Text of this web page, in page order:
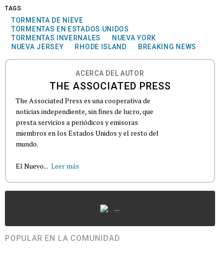
TAGS
TORMENTA DE NIEVE
TORMENTAS EN ESTADOS UNIDOS
TORMENTAS INVERNALES
NUEVA YORK
NUEVA JERSEY
RHODE ISLAND BREAKING NEWS
ACERCA DEL AUTOR
THE ASSOCIATED PRESS
The Associated Press es una cooperativa de
noticias independiente, sin fines de lucro, que
presta servicios a periódicos y emisoras
miembros en los Estados Unidos y el resto del
mundo.
El Nuevo... Leer más
...
POPULAR EN LA COMUNIDAD